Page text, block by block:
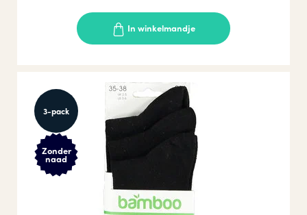
In winkelmandje
3-pack
Zonder
naad